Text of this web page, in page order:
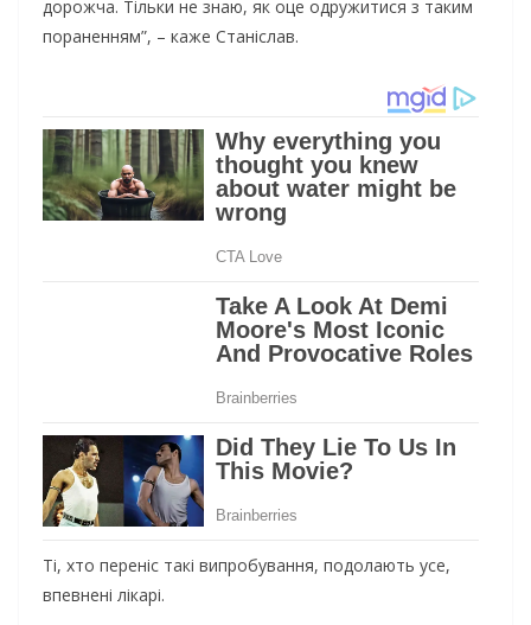
дорожча. Тільки не знаю, як оце одружитися з таким
пораненням”, – каже Станіслав.
Ті, хто переніс такі випробування, подолають усе,
впевнені лікарі.